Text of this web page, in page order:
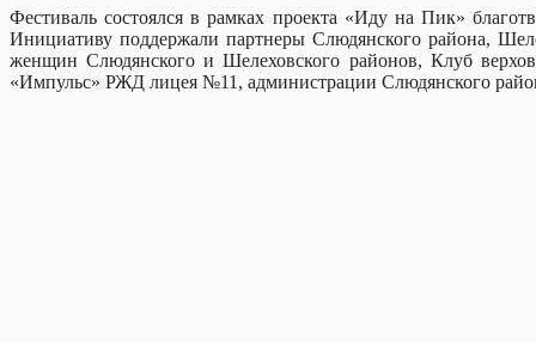
Фестиваль состоялся в рамках проекта «Иду на Пик»
Инициативу поддержали партнеры Слюдянского района,
женщин Слюдянского и Шелеховского районов, Клуб
«Импульс» РЖД лицея №11, администрации Слюдянского